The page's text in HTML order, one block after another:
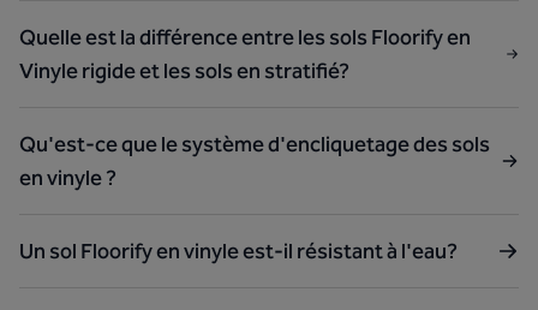
Quelle est la différence entre les sols Floorify en
Vinyle rigide et les sols en stratifié?
Qu'est-ce que le système d'encliquetage des sols
en vinyle ?
Un sol Floorify en vinyle est-il résistant à l'eau?